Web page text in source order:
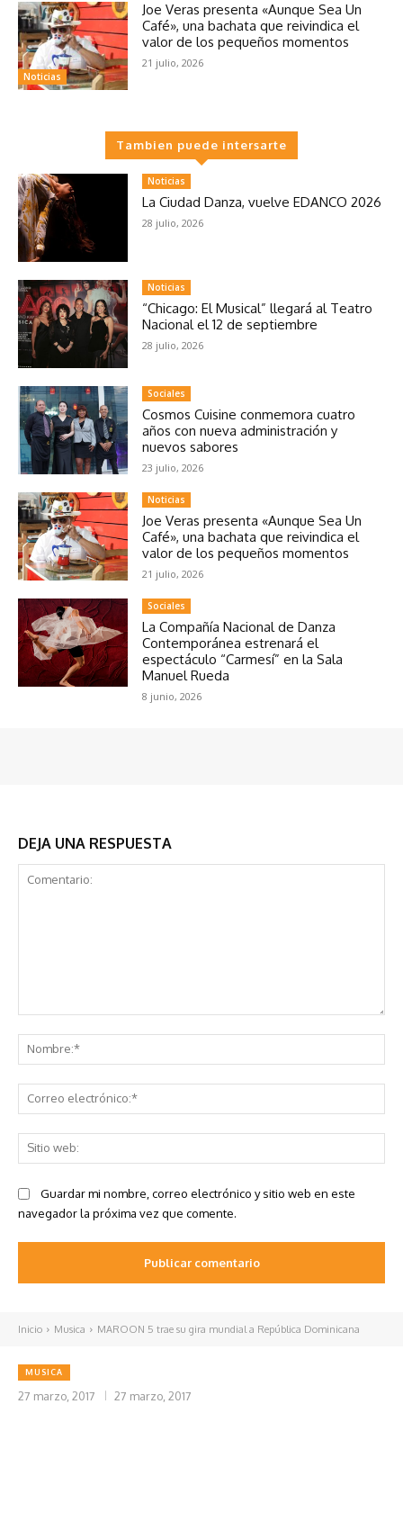
Noticias
Joe Veras presenta «Aunque Sea Un
Café», una bachata que reivindica el
valor de los pequeños momentos
21 julio, 2026
Tambien puede intersarte
Noticias
La Ciudad Danza, vuelve EDANCO 2026
28 julio, 2026
Noticias
“Chicago: El Musical” llegará al Teatro
Nacional el 12 de septiembre
28 julio, 2026
Sociales
Cosmos Cuisine conmemora cuatro
años con nueva administración y
nuevos sabores
23 julio, 2026
Noticias
Joe Veras presenta «Aunque Sea Un
Café», una bachata que reivindica el
valor de los pequeños momentos
21 julio, 2026
Sociales
La Compañía Nacional de Danza
Contemporánea estrenará el
espectáculo “Carmesí” en la Sala
Manuel Rueda
8 junio, 2026
DEJA UNA RESPUESTA
Guardar mi nombre, correo electrónico y sitio web en este
navegador la próxima vez que comente.